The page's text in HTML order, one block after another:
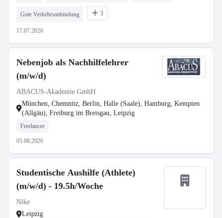
Gute Verkehrsanbindung 3
17.07.2026
Nebenjob als Nachhilfelehrer
(m/w/d)
ABACUS-Akademie GmbH
München, Chemnitz, Berlin, Halle (Saale), Hamburg, Kempten
(Allgäu), Freiburg im Breisgau, Leipzig
Freelancer
05.08.2026
Studentische Aushilfe (Athlete)
(m/w/d) - 19.5h/Woche
Nike
Leipzig